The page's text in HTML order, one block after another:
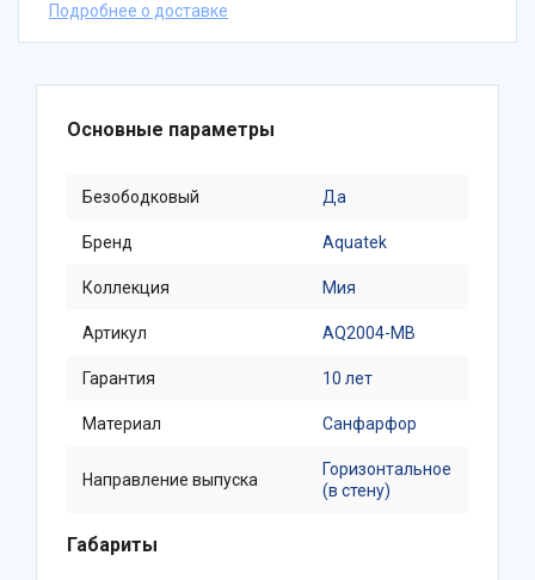
Подробнее о доставке
Основные параметры
Безободковый Да
Бренд Aquatek
Коллекция Мия
Артикул AQ2004-MB
Гарантия 10 лет
Материал Санфарфор
Направление выпуска
Горизонтальное
(в стену)
Габариты